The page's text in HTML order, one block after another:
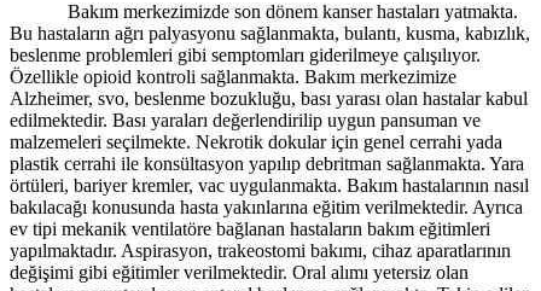
Bakım merkezimizde son dönem kanser hastaları yatmakta.
Bu hastaların ağrı palyasyonu sağlanmakta, bulantı, kusma, kabızlık,
beslenme problemleri gibi semptomları giderilmeye çalışılıyor.
Özellikle opioid kontroli sağlanmakta. Bakım merkezimize
Alzheimer, svo, beslenme bozukluğu, bası yarası olan hastalar kabul
edilmektedir. Bası yaraları değerlendirilip uygun pansuman ve
malzemeleri seçilmekte. Nekrotik dokular için genel cerrahi yada
plastik cerrahi ile konsültasyon yapılıp debritman sağlanmakta. Yara
örtüleri, bariyer kremler, vac uygulanmakta. Bakım hastalarının nasıl
bakılacağı konusunda hasta yakınlarına eğitim verilmektedir. Ayrıca
ev tipi mekanik ventilatöre bağlanan hastaların bakım eğitimleri
yapılmaktadır. Aspirasyon, trakeostomi bakımı, cihaz aparatlarının
değişimi gibi eğitimler verilmektedir. Oral alımı yetersiz olan